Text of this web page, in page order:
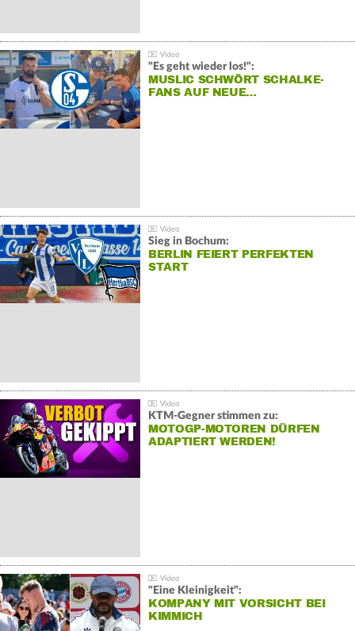
"Es geht wieder los!":
MUSLIC SCHWÖRT SCHALKE-
FANS AUF NEUE…
Sieg in Bochum:
BERLIN FEIERT PERFEKTEN
START
KTM-Gegner stimmen zu:
MOTOGP-MOTOREN DÜRFEN
ADAPTIERT WERDEN!
"Eine Kleinigkeit":
KOMPANY MIT VORSICHT BEI
KIMMICH